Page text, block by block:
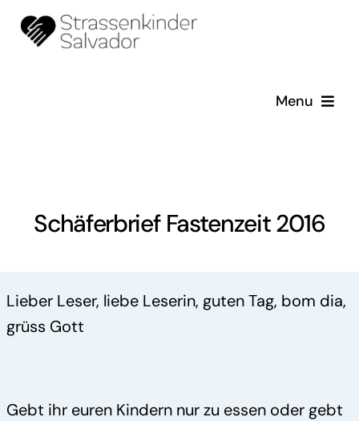
Skip
Menu
Erzählungen
Schäferbrief Fastenzeit 2016
Lieber Leser, liebe Leserin, guten Tag, bom dia,
grüss Gott
Gebt ihr euren Kindern nur zu essen oder gebt